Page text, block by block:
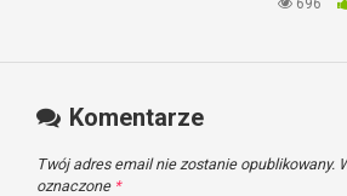
Komentarze
Twój adres email nie zostanie opublikowany.
oznaczone *